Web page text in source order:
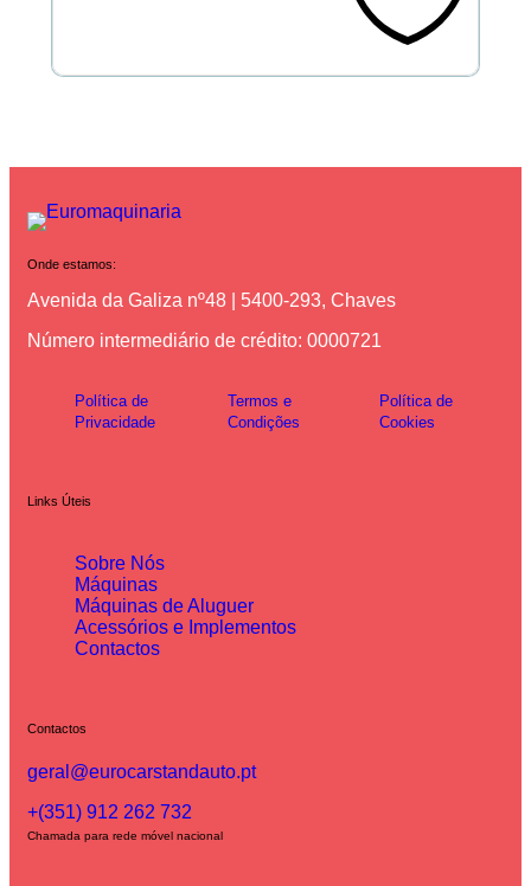
Onde estamos:
Avenida da Galiza nº48 | 5400-293, Chaves
Número intermediário de crédito: 0000721
Política de
Privacidade
Termos e
Condições
Política de
Cookies
Links Úteis
Sobre Nós
Máquinas
Máquinas de Aluguer
Acessórios e Implementos
Contactos
Contactos
geral@eurocarstandauto.pt
+(351) 912 262 732
Chamada para rede móvel nacional